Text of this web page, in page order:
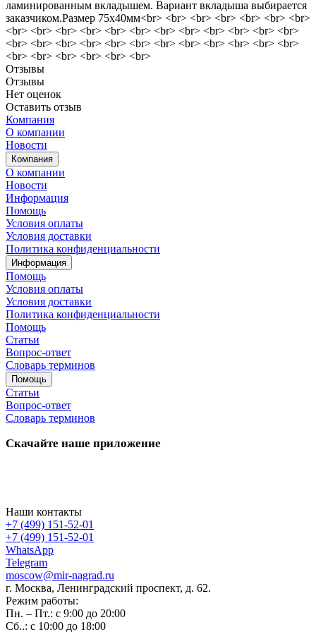
ламинированным вкладышем. Вариант вкладыша выбирается
заказчиком.Размер 75х40мм<br> <br> <br> <br> <br> <br> <br>
<br> <br> <br> <br> <br> <br> <br> <br> <br> <br> <br> <br>
<br> <br> <br> <br> <br> <br> <br> <br> <br> <br> <br> <br>
<br> <br> <br> <br> <br> <br>
Отзывы
Отзывы
Нет оценок
Оставить отзыв
Компания
О компании
Новости
Компания
О компании
Новости
Информация
Помощь
Условия оплаты
Условия доставки
Политика конфиденциальности
Информация
Помощь
Условия оплаты
Условия доставки
Политика конфиденциальности
Помощь
Статьи
Вопрос-ответ
Словарь терминов
Помощь
Статьи
Вопрос-ответ
Словарь терминов
Скачайте наше приложение
Наши контакты
+7 (499) 151-52-01
+7 (499) 151-52-01
WhatsApp
Telegram
moscow@mir-nagrad.ru
г. Москва, Ленинградский проспект, д. 62.
Режим работы:
Пн. – Пт.: с 9:00 до 20:00
Сб..: с 10:00 до 18:00